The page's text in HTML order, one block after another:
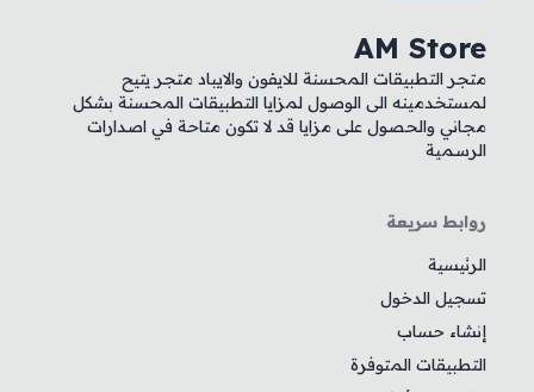
AM Store
متجر التطبيقات المحسنة للايفون والايباد متجر يتيح
لمستخدمينه الى الوصول لمزايا التطبيقات المحسنة بشكل
مجاني والحصول على مزايا قد لا تكون متاحة في اصدارات
الرسمية
روابط سريعة
الرئيسية
تسجيل الدخول
إنشاء حساب
التطبيقات المتوفرة